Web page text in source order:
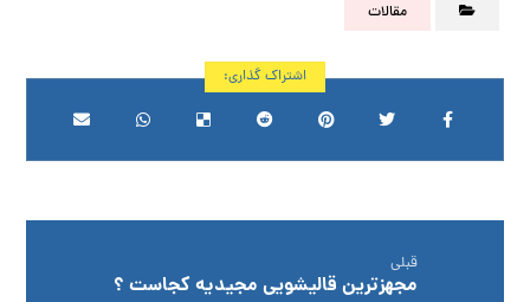
مقالات
قبلی
مجهزترین قالیشویی مجیدیه کجاست ؟